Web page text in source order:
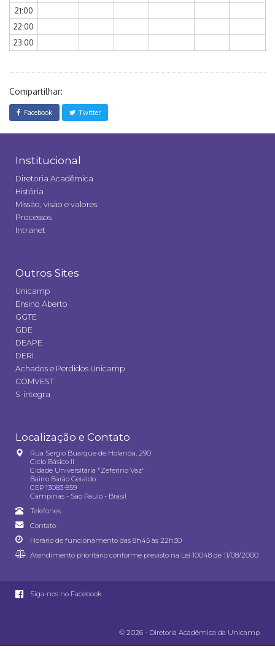
21:00
22:00
23:00
Compartilhar:
Facebook Twitter
Institucional
Diretoria Acadêmica
História
Missão, visão e valores
Processos
Intranet
Outros Sites
Unicamp
Ensino Aberto
GGTE
GDE
DEAPE
DERI
Achados e Perdidos Unicamp
COMVEST
S-integra
Localização e Contato
Rua Sérgio Buarque de Holanda, 290
Ciclo Básico II
Cidade Universitária "Zeferino Vaz"
Bairro Barão Geraldo
CEP 13083-859
Campinas - São Paulo - Brasil
Telefones
Contato
Horário de funcionamento das 8h45 às 22h30
Atendimento prioritário conforme previsto na Lei 10048 de 11/08/2000
Siga-nos no Facebook
© 2026 - Diretoria Acadêmica da Unicamp